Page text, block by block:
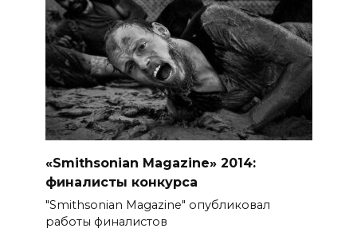
«Smithsonian Magazine» 2014:
финалисты конкурса
"Smithsonian Magazine" опубликовал
работы финалистов